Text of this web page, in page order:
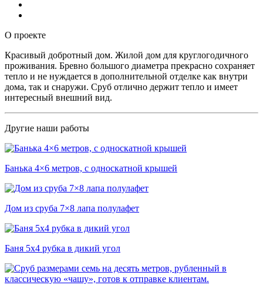
О проекте
Красивый добротный дом. Жилой дом для круглогодичного
проживания. Бревно большого диаметра прекрасно сохраняет
тепло и не нуждается в дополнительной отделке как внутри
дома, так и снаружи. Сруб отлично держит тепло и имеет
интересный внешний вид.
Другие наши работы
Банька 4×6 метров, с односкатной крышей
Дом из сруба 7×8 лапа полулафет
Баня 5х4 рубка в дикий угол